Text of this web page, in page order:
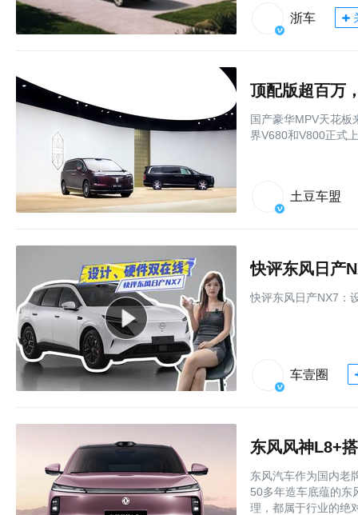
浙车
顶配版超百万
国产豪华MPV天花
界V680和V800正式
土豆车盟
快评东风日产
快评东风日产NX7：
车壹圈
东风汽车作为国内老
50多年造车底蕴的东
理，都属于行业的绝